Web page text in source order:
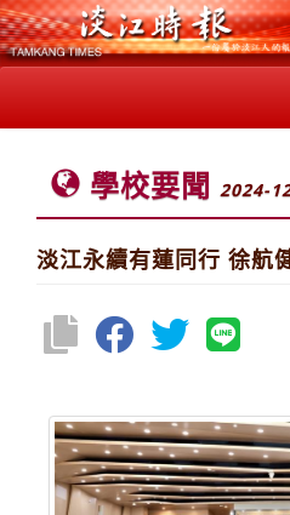
學校要聞 2024-
淡江永續有蓮同行 徐航